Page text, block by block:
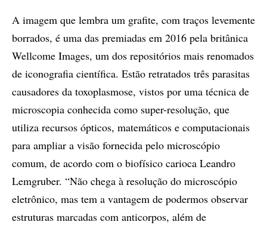
A imagem que lembra um grafite, com traços levemente
borrados, é uma das premiadas em 2016 pela britânica
Wellcome Images, um dos repositórios mais renomados
de iconografia científica. Estão retratados três parasitas
causadores da toxoplasmose, vistos por uma técnica de
microscopia conhecida como super-resolução, que
utiliza recursos ópticos, matemáticos e computacionais
para ampliar a visão fornecida pelo microscópio
comum, de acordo com o biofísico carioca Leandro
Lemgruber. “Não chega à resolução do microscópio
eletrônico, mas tem a vantagem de podermos observar
estruturas marcadas com anticorpos, além de